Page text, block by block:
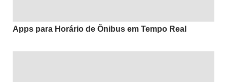
Apps para Horário de Ônibus em Tempo Real